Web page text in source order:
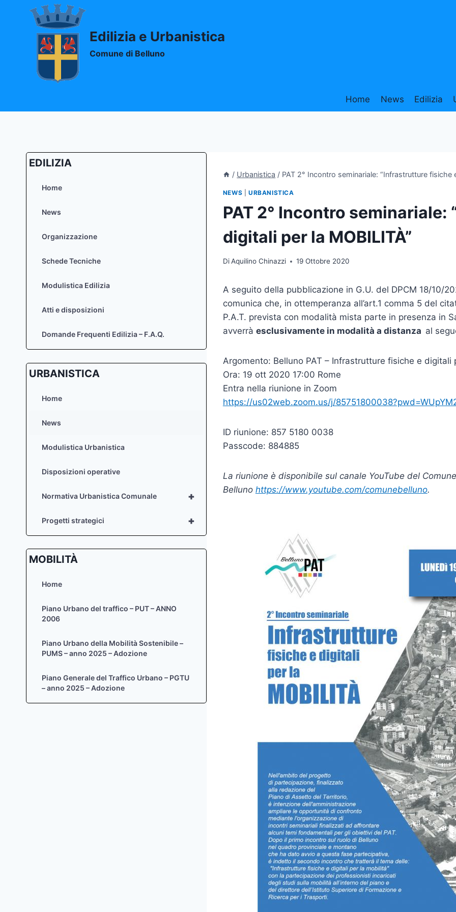
contenuto
Edilizia e Urbanistica
Comune di Belluno
Home News Edilizia
/ Urbanistica / PAT 2° Incontro seminariale: “Infrastrutture fisiche
NEWS |URBANISTICA
PAT 2° Incontro
digitali per la MOBILITÀ”
DiAquilino Chinazzi 19 Ottobre 2020
A seguito della pubblicazione in G.U. del DPCM 18/10/
comunica che, in ottemperanza all’art.1 comma 5 del
P.A.T. prevista con modalità mista parte in presenza in
avverrà esclusivamente in modalità a distanza al
Argomento: Belluno PAT – Infrastrutture fisiche e digitali
Ora: 19 ott 2020 17:00 Rome
Entra nella riunione in Zoom
https://us02web.zoom.us/j/
ID riunione: 857 5180 0038
Passcode: 884885
La riunione è disponibile sul canale YouTube del
Belluno https://www.youtube.com/comunebelluno.
EDILIZIA
Home
News
Organizzazione
Schede Tecniche
Modulistica Edilizia
Atti e disposizioni
Domande Frequenti Edilizia – F.A.Q.
URBANISTICA
Home
News
Modulistica Urbanistica
Disposizioni operative
+
Normativa Urbanistica Comunale
+
Progetti strategici
MOBILITÀ
Home
Piano Urbano del traffico – PUT – ANNO
2006
Piano Urbano della Mobilità Sostenibile –
PUMS – anno 2025 – Adozione
Piano Generale del Traffico Urbano – PGTU
– anno 2025 – Adozione